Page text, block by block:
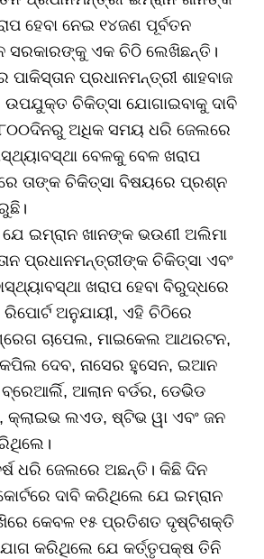
ହେବା ନେଇ ୧୪ଜଣ ପୂର୍ବତନ
ସରକାରଙ୍କୁ ଏକ ଚିଠି ଲେଖିଛନ୍ତି।
ପାକିସ୍ତାନ ପ୍ରଧାନମନ୍ତ୍ରୀ ଶାହବାଜ
ଚିକିତ୍ସା ଯୋଗାଇବାକୁ ଦାବି
୮୦୦ଦିନରୁ ଅଧିକ ସମୟ ଧରି ଜେଲରେ
ବେଳକୁ ବେଳ ଖରାପ
ତାଙ୍କ ଚିକିତ୍ସା ବିଷୟରେ ପ୍ରଶ୍ନ
ଇମ୍ରାନ ଖାନଙ୍କ ଭଉଣୀ ଅଲିମା
ପ୍ରଧାନମନ୍ତ୍ରୀଙ୍କ ଚିକିତ୍ସା ଏବଂ
ଖରାପ ହେବା ବିରୁଦ୍ଧରେ
ଅନୁଯାୟୀ, ଏହି ଚିଠିରେ
ଚାପେଲ, ମାଇକେଲ ଆଥରଟନ,
ଦେବ, ନାସେର ହୁସେନ, ଇଆନ
ଆଲାନ ବର୍ଡର, ଡେଭିଡ
ଲଏଡ, ଷ୍ଟିଭ ୱା ଏବଂ ଜନ
ଧରି ଜେଲରେ ଅଛନ୍ତି। କିଛି ଦିନ
ଦାବି କରିଥିଲେ ଯେ ଇମ୍ରାନ
କେବଳ ୧୫ ପ୍ରତିଶତ ଦୃଷ୍ଟିଶକ୍ତି
କରିଥିଲେ ଯେ କର୍ତ୍ତୃପକ୍ଷ ତିନି